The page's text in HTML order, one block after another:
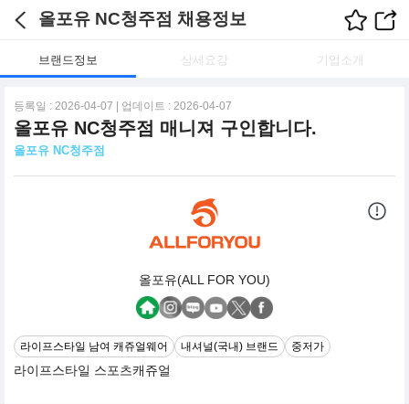
올포유 NC청주점 채용정보
브랜드정보 상세요강 기업소개
등록일 : 2026-04-07 | 업데이트 : 2026-04-07
올포유 NC청주점 매니져 구인합니다.
올포유 NC청주점
올포유(ALL FOR YOU)
라이프스타일 남여 캐쥬얼웨어 내셔널(국내) 브랜드 중저가
라이프스타일 스포츠캐쥬얼